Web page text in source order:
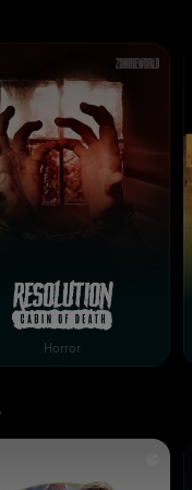
– Cabin of
Horror